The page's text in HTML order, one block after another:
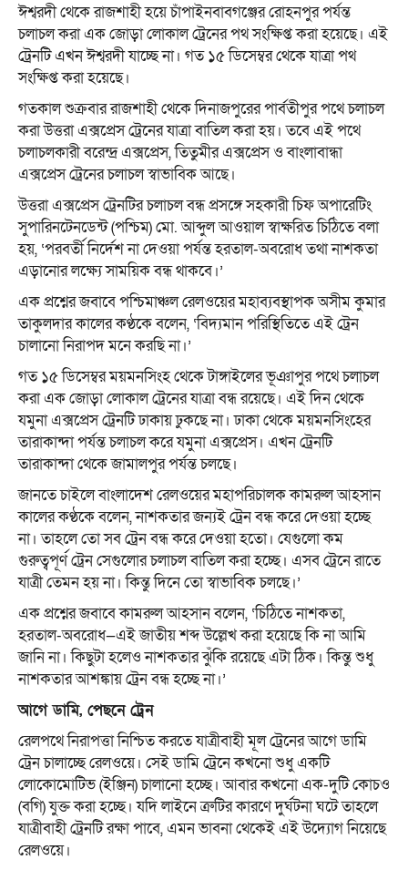
ঈশ্বরদী থেকে রাজশাহী হয়ে চাঁপাইনবাবগঞ্জের রোহনপুর পর্যন্ত
চলাচল করা এক জোড়া লোকাল ট্রেনের পথ সংক্ষিপ্ত করা হয়েছে। এই
ট্রেনটি এখন ঈশ্বরদী যাচ্ছে না। গত ১৫ ডিসেম্বর থেকে যাত্রা পথ
সংক্ষিপ্ত করা হয়েছে।
গতকাল শুক্রবার রাজশাহী থেকে দিনাজপুরের পার্বতীপুর পথে চলাচল
করা উত্তরা এক্সপ্রেস ট্রেনের যাত্রা বাতিল করা হয়। তবে এই পথে
চলাচলকারী বরেন্দ্র এক্সপ্রেস, তিতুমীর এক্সপ্রেস ও বাংলাবান্ধা
এক্সপ্রেস ট্রেনের চলাচল স্বাভাবিক আছে।
উত্তরা এক্সপ্রেস ট্রেনটির চলাচল বন্ধ প্রসঙ্গে সহকারী চিফ অপারেটিং
সুপারিনটেনডেন্ট (পশ্চিম) মো. আব্দুল আওয়াল স্বাক্ষরিত চিঠিতে বলা
হয়, ‘পরবর্তী নির্দেশ না দেওয়া পর্যন্ত হরতাল-অবরোধ তথা নাশকতা
এড়ানোর লক্ষ্যে সাময়িক বন্ধ থাকবে।’
এক প্রশ্নের জবাবে পশ্চিমাঞ্চল রেলওয়ের মহাব্যবস্থাপক অসীম কুমার
তাকুলদার কালের কণ্ঠকে বলেন, ‘বিদ্যমান পরিস্থিতিতে এই ট্রেন
চালানো নিরাপদ মনে করছি না।’
গত ১৫ ডিসেম্বর ময়মনসিংহ থেকে টাঙ্গাইলের ভূঞাপুর পথে চলাচল
করা এক জোড়া লোকাল ট্রেনের যাত্রা বন্ধ রয়েছে। এই দিন থেকে
যমুনা এক্সপ্রেস ট্রেনটি ঢাকায় ঢুকছে না। ঢাকা থেকে ময়মনসিংহের
তারাকান্দা পর্যন্ত চলাচল করে যমুনা এক্সপ্রেস। এখন ট্রেনটি
তারাকান্দা থেকে জামালপুর পর্যন্ত চলছে।
জানতে চাইলে বাংলাদেশ রেলওয়ের মহাপরিচালক কামরুল আহসান
কালের কণ্ঠকে বলেন, নাশকতার জন্যই ট্রেন বন্ধ করে দেওয়া হচ্ছে
না। তাহলে তো সব ট্রেন বন্ধ করে দেওয়া হতো। যেগুলো কম
গুরুত্বপূর্ণ ট্রেন সেগুলোর চলাচল বাতিল করা হচ্ছে। এসব ট্রেনে রাতে
যাত্রী তেমন হয় না। কিন্তু দিনে তো স্বাভাবিক চলছে।’
এক প্রশ্নের জবাবে কামরুল আহসান বলেন, ‘চিঠিতে নাশকতা,
হরতাল-অবরোধ—এই জাতীয় শব্দ উল্লেখ করা হয়েছে কি না আমি
জানি না। কিছুটা হলেও নাশকতার ঝুঁকি রয়েছে এটা ঠিক। কিন্তু শুধু
নাশকতার আশঙ্কায় ট্রেন বন্ধ হচ্ছে না।’
আগে ডামি, পেছনে ট্রেন
রেলপথে নিরাপত্তা নিশ্চিত করতে যাত্রীবাহী মূল ট্রেনের আগে ডামি
ট্রেন চালাচ্ছে রেলওয়ে। সেই ডামি ট্রেনে কখনো শুধু একটি
লোকোমোটিভ (ইঞ্জিন) চালানো হচ্ছে। আবার কখনো এক-দুটি কোচও
(বগি) যুক্ত করা হচ্ছে। যদি লাইনে ত্রুটির কারণে দুর্ঘটনা ঘটে তাহলে
যাত্রীবাহী ট্রেনটি রক্ষা পাবে, এমন ভাবনা থেকেই এই উদ্যোগ নিয়েছে
রেলওয়ে।